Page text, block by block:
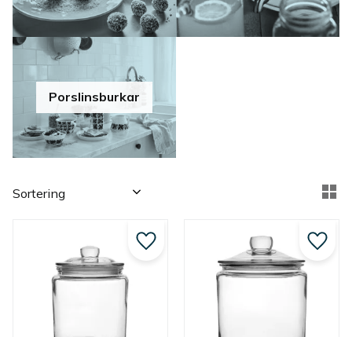
Porslinsburkar
Välj sortering
Lägg till i favoriter Lägg